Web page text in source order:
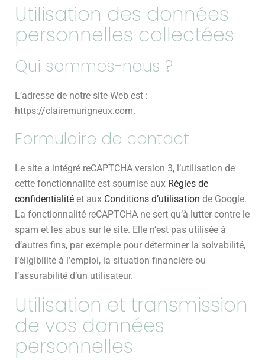
Utilisation des données
personnelles collectées
Qui sommes-nous ?
L’adresse de notre site Web est :
https://clairemurigneux.com.
Formulaire de contact
Le site a intégré reCAPTCHA version 3, l’utilisation de
cette fonctionnalité est soumise aux Règles de
confidentialité et aux Conditions d’utilisation de Google.
La fonctionnalité reCAPTCHA ne sert qu’à lutter contre le
spam et les abus sur le site. Elle n’est pas utilisée à
d’autres fins, par exemple pour déterminer la solvabilité,
l’éligibilité à l’emploi, la situation financière ou
l’assurabilité d’un utilisateur.
Utilisation et transmission
de vos données
personnelles